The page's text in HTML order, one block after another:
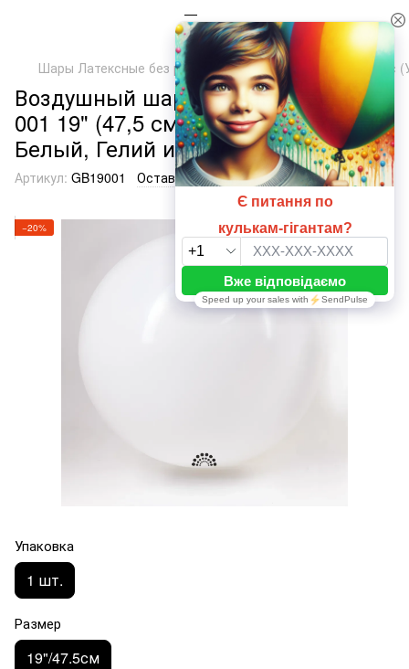
Шары Латексные без рисунка ТМ Артшоу Латекс Балунс
Воздушный шарик гигант Белый
001 19" (47,5 см), 1 шт., 19"/47.5см,
Белый, Гелий или воздух
Артикул: GB19001 Оставить отзыв
−20%
Упаковка
1 шт.
Размер
19"/47.5см